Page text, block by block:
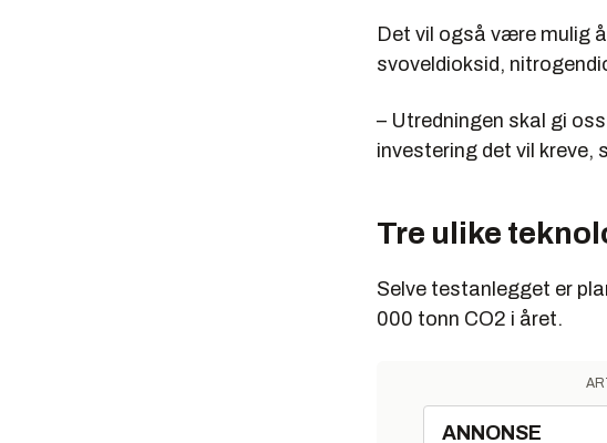
Det vil også være mulig
svoveldioksid,
– Utredningen skal gi
investering det vil kreve,
Tre ulike
Selve testanlegget er
000 tonn CO2 i året.
ANNONSE